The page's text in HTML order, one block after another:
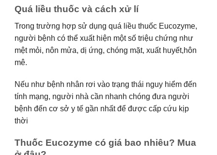
Quá liều thuốc và cách xử lí
Trong trường hợp sử dụng quá liều thuốc Eucozyme,
người bệnh có thể xuất hiện một số triệu chứng như
mệt mỏi, nôn mửa, dị ứng, chóng mặt, xuất huyết,hôn
mê.
Nếu như bệnh nhân rơi vào trạng thái nguy hiểm đến
tính mạng, người nhà cần nhanh chóng đưa người
bệnh đến cơ sở y tế gần nhất để được cấp cứu kịp
thời
Thuốc Eucozyme có giá bao nhiêu? Mua